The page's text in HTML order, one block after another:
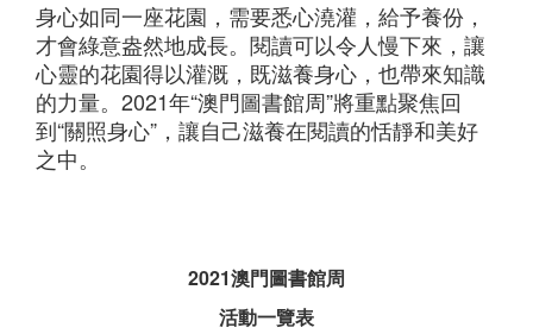
身心如同一座花園，需要悉心澆灌，給予養份，
才會綠意盎然地成長。閱讀可以令人慢下來，讓
心靈的花園得以灌溉，既滋養身心，也帶來知識
的力量。2021年“澳門圖書館周”將重點聚焦回
到“關照身心”，讓自己滋養在閱讀的恬靜和美好
之中。
2021澳門圖書館周
活動一覽表